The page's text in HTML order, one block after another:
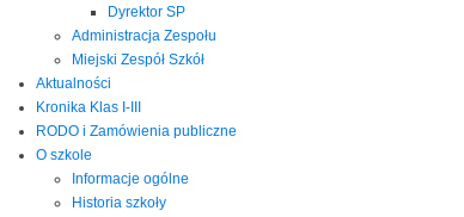
Dyrektor SP
Administracja Zespołu
Miejski Zespół Szkół
Aktualności
Kronika Klas I-III
RODO i Zamówienia publiczne
O szkole
Informacje ogólne
Historia szkoły